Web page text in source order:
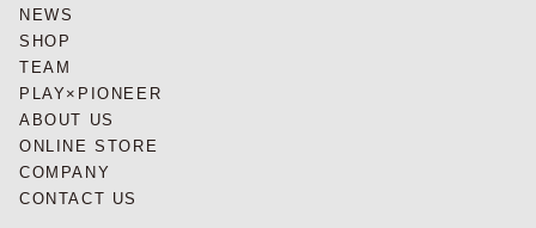
NEWS
SHOP
TEAM
PLAY×PIONEER
ABOUT US
ONLINE STORE
COMPANY
CONTACT US